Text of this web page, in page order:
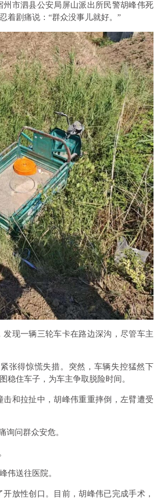
市泗县公安局屏山派出所民警胡峰伟死
着剧痛说：“群众没事儿就好。”
现一辆三轮车卡在路边深沟，尽管车主
张得惊慌失措。突然，车辆失控猛然下
稳住车子，为车主争取脱险时间。
和拉扯中，胡峰伟重重摔倒，左臂遭受
询问群众安危。
伟送往医院。
放性创口。目前，胡峰伟已完成手术，